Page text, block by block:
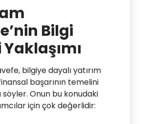
Bilgi
bilgiye dayalı yatırım
başarının temelini
Onun bu konudaki
için çok değerlidir: